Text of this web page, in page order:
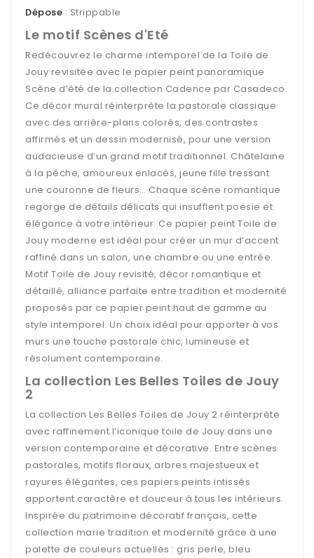
Dépose : Strippable
Le motif Scènes d'Eté
Redécouvrez le charme intemporel de la Toile de
Jouy revisitée avec le papier peint panoramique
Scène d’été de la collection Cadence par Casadeco.
Ce décor mural réinterprète la pastorale classique
avec des arrière-plans colorés, des contrastes
affirmés et un dessin modernisé, pour une version
audacieuse d’un grand motif traditionnel. Châtelaine
à la pêche, amoureux enlacés, jeune fille tressant
une couronne de fleurs… Chaque scène romantique
regorge de détails délicats qui insufflent poésie et
élégance à votre intérieur. Ce papier peint Toile de
Jouy moderne est idéal pour créer un mur d’accent
raffiné dans un salon, une chambre ou une entrée.
Motif Toile de Jouy revisité, décor romantique et
détaillé, alliance parfaite entre tradition et modernité
proposés par ce papier peint haut de gamme au
style intemporel. Un choix idéal pour apporter à vos
murs une touche pastorale chic, lumineuse et
résolument contemporaine.
La collection Les Belles Toiles de Jouy
2
La collection Les Belles Toiles de Jouy 2 réinterprète
avec raffinement l’iconique toile de Jouy dans une
version contemporaine et décorative. Entre scènes
pastorales, motifs floraux, arbres majestueux et
rayures élégantes, ces papiers peints intissés
apportent caractère et douceur à tous les intérieurs.
Inspirée du patrimoine décoratif français, cette
collection marie tradition et modernité grâce à une
palette de couleurs actuelles : gris perle, bleu